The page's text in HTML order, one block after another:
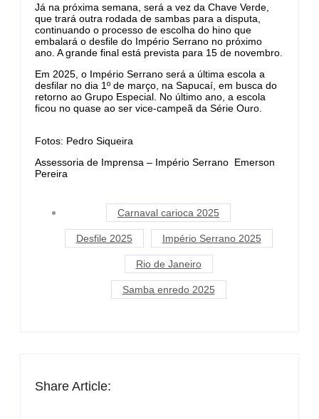
Já na próxima semana, será a vez da Chave Verde,
que trará outra rodada de sambas para a disputa,
continuando o processo de escolha do hino que
embalará o desfile do Império Serrano no próximo
ano. A grande final está prevista para 15 de novembro.
Em 2025, o Império Serrano será a última escola a
desfilar no dia 1º de março, na Sapucaí, em busca do
retorno ao Grupo Especial. No último ano, a escola
ficou no quase ao ser vice-campeã da Série Ouro.
Fotos: Pedro Siqueira
Assessoria de Imprensa – Império Serrano Emerson
Pereira
Carnaval carioca 2025
Desfile 2025 Império Serrano 2025
Rio de Janeiro
Samba enredo 2025
Share Article: